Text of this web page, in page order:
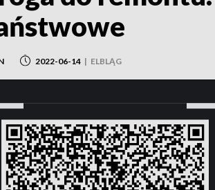
2022-06-14 | ELBLĄG